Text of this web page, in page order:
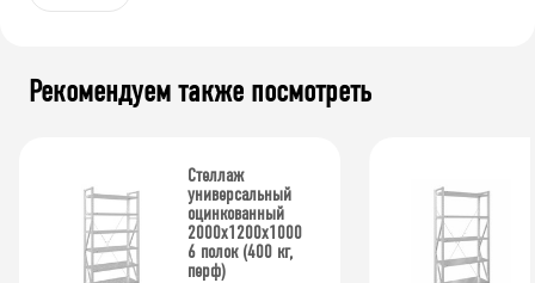
Рекомендуем также посмотреть
Стеллаж
универсальный
оцинкованный
2000x1200x1000
6 полок (400 кг,
перф)